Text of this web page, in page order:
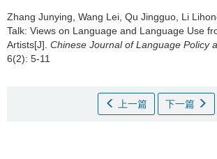
Zhang Junying, Wang Lei, Qu Jingguo, Li
Talk: Views on Language and Language Use
Artists[J]. Chinese Journal of Language Policy
6(2): 5-11
上一篇 下一篇